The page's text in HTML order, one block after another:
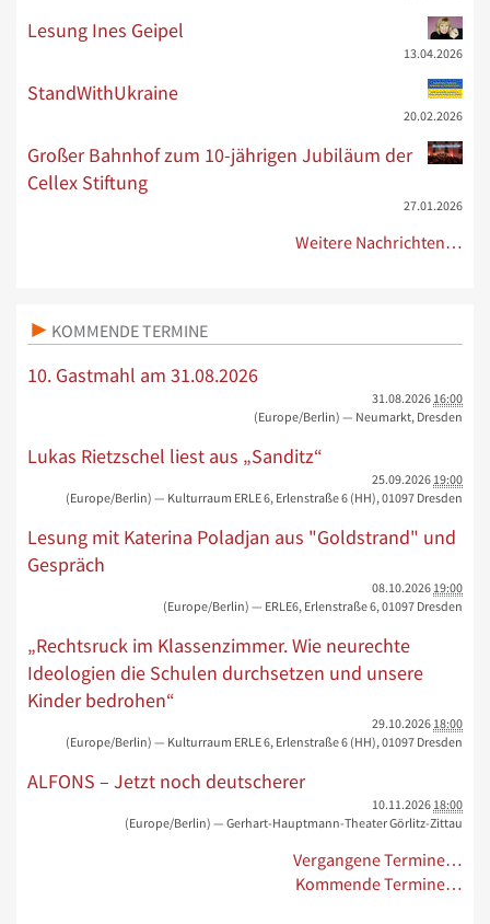
Lesung Ines Geipel
13.04.2026
StandWithUkraine
20.02.2026
Großer Bahnhof zum 10-jährigen Jubiläum der
Cellex Stiftung
27.01.2026
Weitere Nachrichten…
KOMMENDE TERMINE
10. Gastmahl am 31.08.2026
31.08.2026 16:00
(Europe/Berlin) — Neumarkt, Dresden
Lukas Rietzschel liest aus „Sanditz“
25.09.2026 19:00
(Europe/Berlin) — Kulturraum ERLE 6, Erlenstraße 6 (HH), 01097 Dresden
Lesung mit Katerina Poladjan aus "Goldstrand" und
Gespräch
08.10.2026 19:00
(Europe/Berlin) — ERLE6, Erlenstraße 6, 01097 Dresden
„Rechtsruck im Klassenzimmer. Wie neurechte
Ideologien die Schulen durchsetzen und unsere
Kinder bedrohen“
29.10.2026 18:00
(Europe/Berlin) — Kulturraum ERLE 6, Erlenstraße 6 (HH), 01097 Dresden
ALFONS – Jetzt noch deutscherer
10.11.2026 18:00
(Europe/Berlin) — Gerhart-Hauptmann-Theater Görlitz-Zittau
Vergangene Termine…
Kommende Termine…